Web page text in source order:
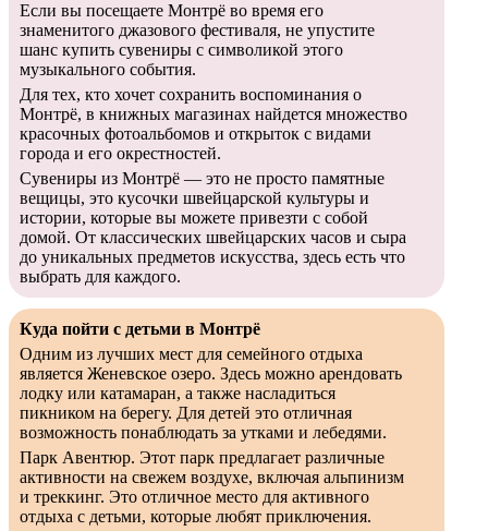
Если вы посещаете Монтрё во время его
знаменитого джазового фестиваля, не упустите
шанс купить сувениры с символикой этого
музыкального события.
Для тех, кто хочет сохранить воспоминания о
Монтрё, в книжных магазинах найдется множество
красочных фотоальбомов и открыток с видами
города и его окрестностей.
Сувениры из Монтрё — это не просто памятные
вещицы, это кусочки швейцарской культуры и
истории, которые вы можете привезти с собой
домой. От классических швейцарских часов и сыра
до уникальных предметов искусства, здесь есть что
выбрать для каждого.
Куда пойти с детьми в Монтрё
Одним из лучших мест для семейного отдыха
является Женевское озеро. Здесь можно арендовать
лодку или катамаран, а также насладиться
пикником на берегу. Для детей это отличная
возможность понаблюдать за утками и лебедями.
Парк Авентюр. Этот парк предлагает различные
активности на свежем воздухе, включая альпинизм
и треккинг. Это отличное место для активного
отдыха с детьми, которые любят приключения.